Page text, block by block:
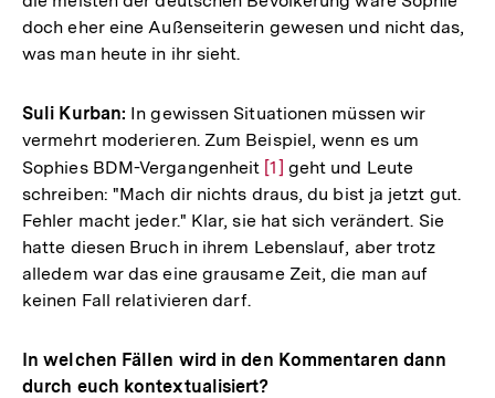
doch eher eine Außenseiterin gewesen und nicht das,
was man heute in ihr sieht.
Suli Kurban: In gewissen Situationen müssen wir
vermehrt moderieren. Zum Beispiel, wenn es um
Sophies BDM-Vergangenheit Zur
Auflösung
der
Fußnote
[1] geht und Leute
schreiben: "Mach dir nichts draus, du bist ja jetzt gut.
Fehler macht jeder." Klar, sie hat sich verändert. Sie
hatte diesen Bruch in ihrem Lebenslauf, aber trotz
alledem war das eine grausame Zeit, die man auf
keinen Fall relativieren darf.
In welchen Fällen wird in den Kommentaren dann
durch euch kontextualisiert?